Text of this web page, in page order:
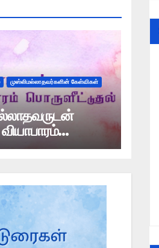
முஸ்லிமல்லாதவர்களின் கேள்விகள்